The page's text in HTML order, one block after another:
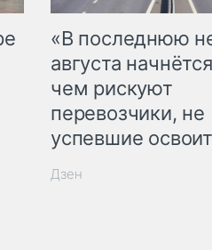
«В последнюю
августа
чем рискуют
перевозчики, не
успевшие
Дзен